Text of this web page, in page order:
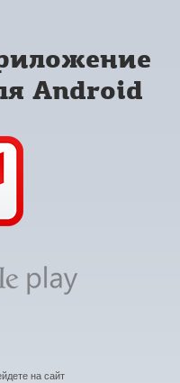
Android
на сайт